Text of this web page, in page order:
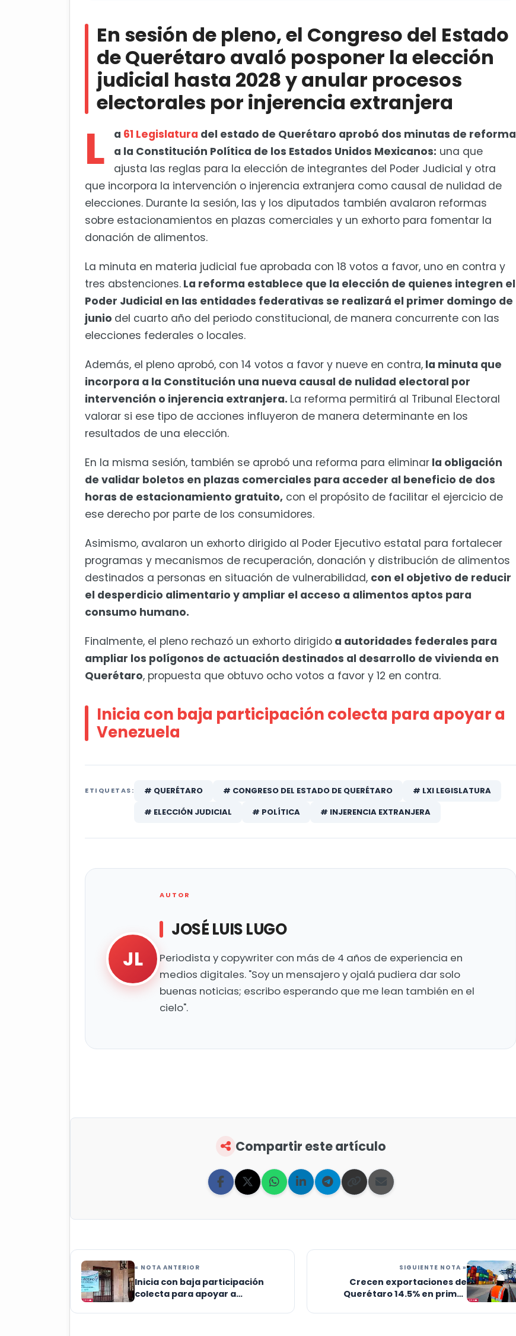
Inicia con baja participación colecta para apoyar a Venezuela
En sesión de pleno, el Congreso del Estado
de Querétaro avaló posponer la elección
judicial hasta 2028 y anular procesos
electorales por injerencia extranjera
L a 61 Legislatura del estado de Querétaro aprobó dos minutas de reforma
a la Constitución Política de los Estados Unidos Mexicanos: una que
ajusta las reglas para la elección de integrantes del Poder Judicial y otra
que incorpora la intervención o injerencia extranjera como causal de nulidad de
elecciones. Durante la sesión, las y los diputados también avalaron reformas
sobre estacionamientos en plazas comerciales y un exhorto para fomentar la
donación de alimentos.
La minuta en materia judicial fue aprobada con 18 votos a favor, uno en contra y
tres abstenciones. La reforma establece que la elección de quienes integren el
Poder Judicial en las entidades federativas se realizará el primer domingo de
junio del cuarto año del periodo constitucional, de manera concurrente con las
elecciones federales o locales.
Además, el pleno aprobó, con 14 votos a favor y nueve en contra, la minuta que
incorpora a la Constitución una nueva causal de nulidad electoral por
intervención o injerencia extranjera. La reforma permitirá al Tribunal Electoral
valorar si ese tipo de acciones influyeron de manera determinante en los
resultados de una elección.
En la misma sesión, también se aprobó una reforma para eliminar la obligación
de validar boletos en plazas comerciales para acceder al beneficio de dos
horas de estacionamiento gratuito, con el propósito de facilitar el ejercicio de
ese derecho por parte de los consumidores.
Asimismo, avalaron un exhorto dirigido al Poder Ejecutivo estatal para fortalecer
programas y mecanismos de recuperación, donación y distribución de alimentos
destinados a personas en situación de vulnerabilidad, con el objetivo de reducir
el desperdicio alimentario y ampliar el acceso a alimentos aptos para
consumo humano.
Finalmente, el pleno rechazó un exhorto dirigido a autoridades federales para
ampliar los polígonos de actuación destinados al desarrollo de vivienda en
Querétaro, propuesta que obtuvo ocho votos a favor y 12 en contra.
Inicia con baja participación colecta para apoyar a
Venezuela
ETIQUETAS: # QUERÉTARO # CONGRESO DEL ESTADO DE QUERÉTARO
# LXI LEGISLATURA
# ELECCIÓN JUDICIAL
# POLÍTICA # INJERENCIA EXTRANJERA
JL
AUTOR
JOSÉ LUIS LUGO
Periodista y copywriter con más de 4 años de experiencia en
medios digitales. "Soy un mensajero y ojalá pudiera dar solo
buenas noticias; escribo esperando que me lean también en el
cielo".
Compartir este artículo
« NOTA ANTERIOR
Inicia con baja participación
colecta para apoyar a
SIGUIENTE NOTA »
Crecen exportaciones de
Querétaro 14.5% en primer